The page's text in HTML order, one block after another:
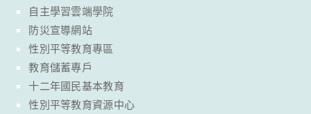
自主學習雲端學院
防災宣導網站
性別平等教育專區
教育儲蓄專戶
十二年國民基本教育
性別平等教育資源中心